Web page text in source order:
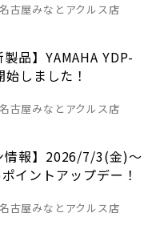
古屋みなとアクルス店
製品】YAMAHA YDP-
しました！
古屋みなとアクルス店
情報】2026/7/3(金)～
イントアップデー！
古屋みなとアクルス店